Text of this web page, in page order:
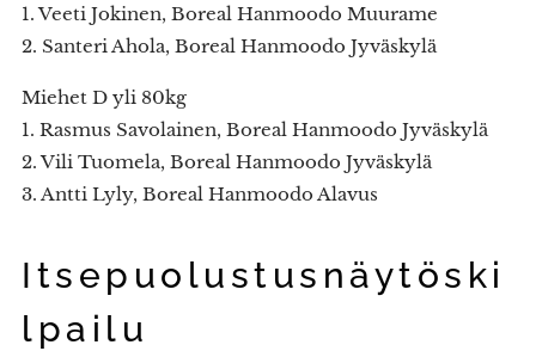
1. Veeti Jokinen, Boreal Hanmoodo Muurame
2. Santeri Ahola, Boreal Hanmoodo Jyväskylä
Miehet D yli 80kg
1. Rasmus Savolainen, Boreal Hanmoodo Jyväskylä
2. Vili Tuomela, Boreal Hanmoodo Jyväskylä
3. Antti Lyly, Boreal Hanmoodo Alavus
Itsepuolustusnäytöski
lpailu